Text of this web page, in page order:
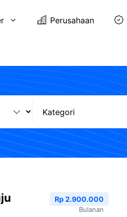
Perusahaan
Rp 2.900.000
Bulanan